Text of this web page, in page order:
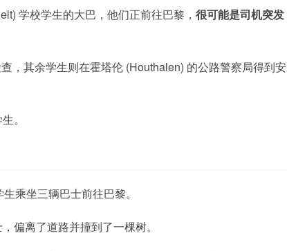
学校学生的大巴，他们正前往巴黎， 很可能是司机突发
，其余学生则在霍塔伦 (Houthalen) 的公路警察局得到安
。
乘坐三辆巴士前往巴黎。
偏离了道路并撞到了一棵树。